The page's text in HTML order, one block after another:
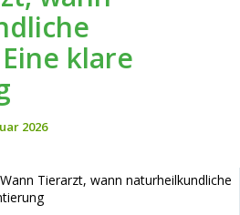
klare
2026
Wann Tierarzt, wann naturheilkundliche